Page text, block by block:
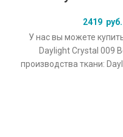
2419 руб.
У нас вы можете
Daylight Crystal 009
производства ткани: